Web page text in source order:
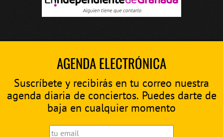
AGENDA ELECTRÓNICA
Suscríbete y recibirás en tu correo nuestra
agenda diaria de conciertos. Puedes darte de
baja en cualquier momento